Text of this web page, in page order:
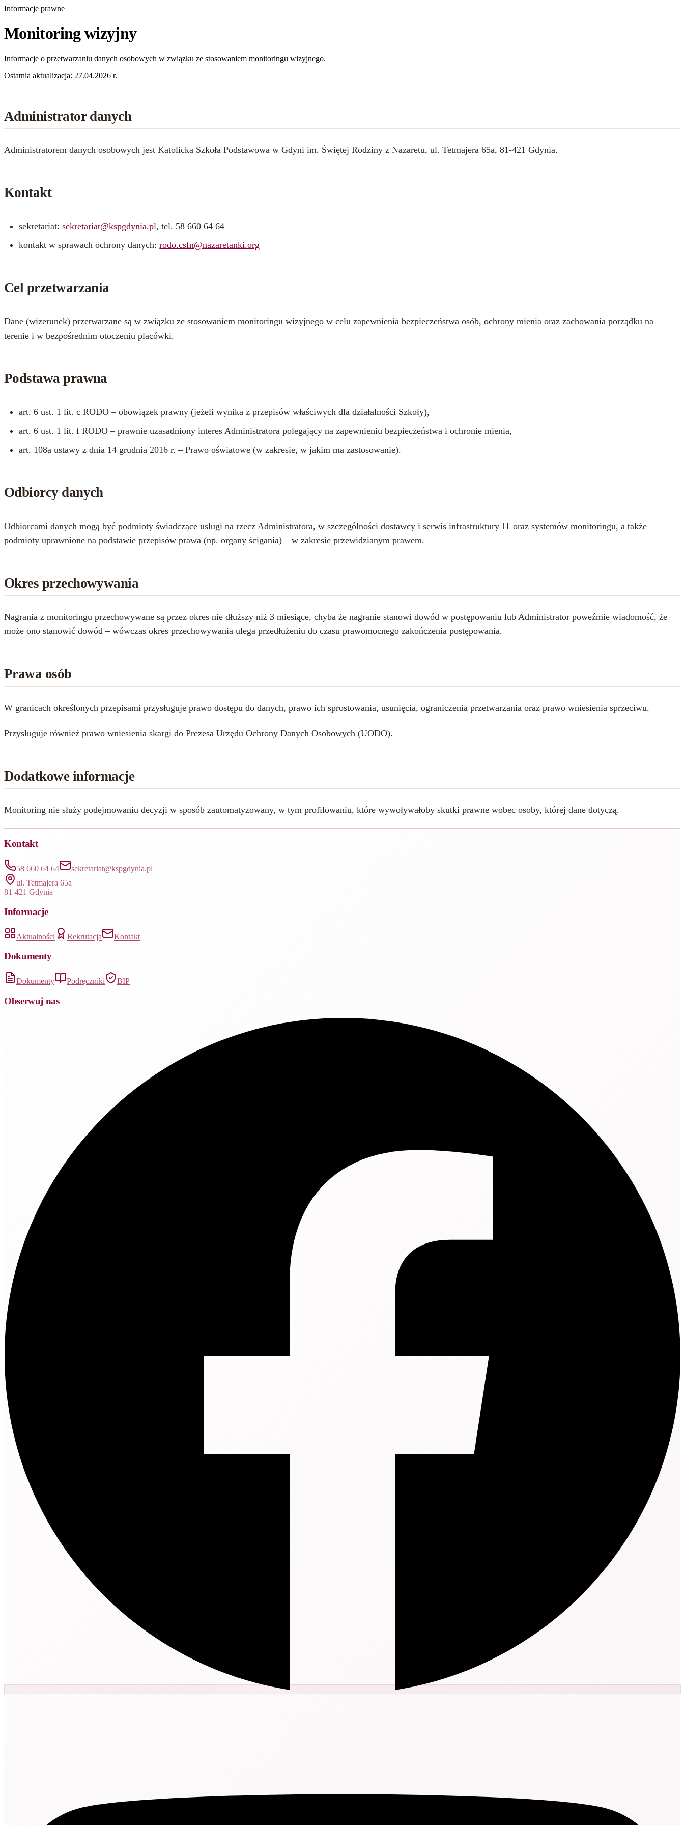
Informacje prawne
Monitoringwizyjny
Informacje o przetwarzaniu danych osobowych w związku ze stosowaniem monitoringu wizyjnego.
Ostatnia aktualizacja: 27.04.2026 r.
Administrator danych
Administratorem danych osobowych jest Katolicka Szkoła Podstawowa w Gdyni im. Świętej Rodziny z Nazaretu, ul. Tetmajera 65a, 81-421 Gdynia.
Kontakt
sekretariat:sekretariat@kspgdynia.pl, tel. 58 660 64 64
kontakt w sprawach ochrony danych:rodo.csfn@nazaretanki.org
Cel przetwarzania
Dane (wizerunek) przetwarzane są w związku ze stosowaniem monitoringu wizyjnego w celu zapewnienia bezpieczeństwa osób, ochrony mienia oraz zachowania porządku na
terenie i w bezpośrednim otoczeniu placówki.
Podstawa prawna
art. 6 ust. 1 lit. c RODO – obowiązek prawny (jeżeli wynika z przepisów właściwych dla działalności Szkoły),
art. 6 ust. 1 lit. f RODO – prawnie uzasadniony interes Administratora polegający na zapewnieniu bezpieczeństwa i ochronie mienia,
art. 108a ustawy z dnia 14 grudnia 2016 r. – Prawo oświatowe (w zakresie, w jakim ma zastosowanie).
Odbiorcy danych
Odbiorcami danych mogą być podmioty świadczące usługi na rzecz Administratora, w szczególności dostawcy i serwis infrastruktury IT oraz systemów monitoringu, a także
podmioty uprawnione na podstawie przepisów prawa (np. organy ścigania) – w zakresie przewidzianym prawem.
Okres przechowywania
Nagrania z monitoringu przechowywane są przez okres nie dłuższy niż 3 miesiące, chyba że nagranie stanowi dowód w postępowaniu lub Administrator poweźmie wiadomość, że
może ono stanowić dowód – wówczas okres przechowywania ulega przedłużeniu do czasu prawomocnego zakończenia postępowania.
Prawa osób
W granicach określonych przepisami przysługuje prawo dostępu do danych, prawo ich sprostowania, usunięcia, ograniczenia przetwarzania oraz prawo wniesienia sprzeciwu.
Przysługuje również prawo wniesienia skargi do Prezesa Urzędu Ochrony Danych Osobowych (UODO).
Dodatkowe informacje
Monitoring nie służy podejmowaniu decyzji w sposób zautomatyzowany, w tym profilowaniu, które wywoływałoby skutki prawne wobec osoby, której dane dotyczą.
Kontakt
58 660 64 64
sekretariat@kspgdynia.pl
ul. Tetmajera 65a
81-421 Gdynia
Informacje
Aktualności Rekrutacja Kontakt
Dokumenty
Dokumenty Podręczniki BIP
Obserwuj nas